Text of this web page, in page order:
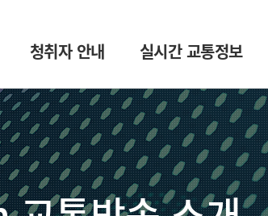
청취자 안내 실시간 교통정보